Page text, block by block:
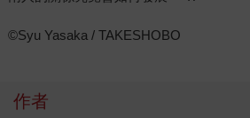
©Syu Yasaka / TAKESHOBO
作者